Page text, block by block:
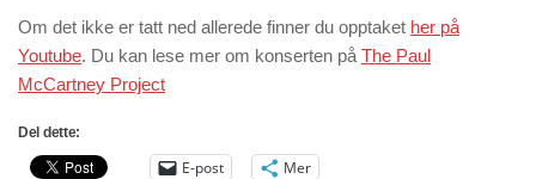
Om det ikke er tatt ned allerede finner du opptaket her på
Youtube. Du kan lese mer om konserten på The Paul
McCartney Project
Del dette:
E-post Mer